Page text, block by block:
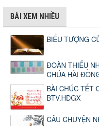
BÀI XEM NHIỀU
BIỂU TƯỢNG
ĐOÀN THIẾU
CHÚA HÀI
BÀI CHÚC TẾT
BTV.HĐGX
CÂU CHUYỆN